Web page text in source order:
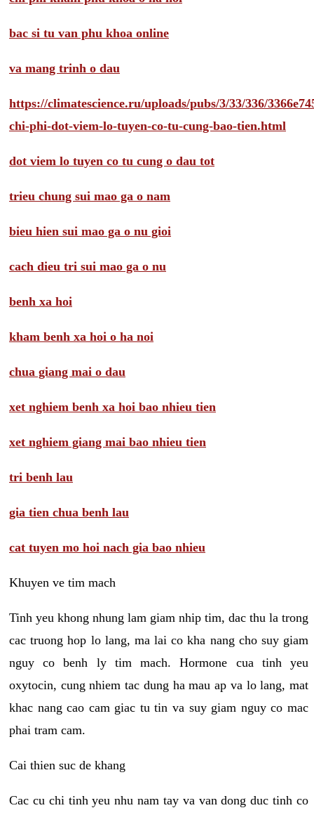
bac si tu van phu khoa online
va mang trinh o dau
https://climatescience.ru/uploads/pubs/3/33/336/
chi-phi-dot-viem-lo-tuyen-co-tu-cung-bao-tien.html
dot viem lo tuyen co tu cung o dau tot
trieu chung sui mao ga o nam
bieu hien sui mao ga o nu gioi
cach dieu tri sui mao ga o nu
benh xa hoi
kham benh xa hoi o ha noi
chua giang mai o dau
xet nghiem benh xa hoi bao nhieu tien
xet nghiem giang mai bao nhieu tien
tri benh lau
gia tien chua benh lau
cat tuyen mo hoi nach gia bao nhieu
Khuyen ve tim mach
Tinh yeu khong nhung lam giam nhip tim, dac thu la trong
cac truong hop lo lang, ma lai co kha nang cho suy giam
nguy co benh ly tim mach. Hormone cua tinh yeu
oxytocin, cung nhiem tac dung ha mau ap va lo lang, mat
khac nang cao cam giac tu tin va suy giam nguy co mac
phai tram cam.
Cai thien suc de khang
Cac cu chi tinh yeu nhu nam tay va van dong duc tinh co